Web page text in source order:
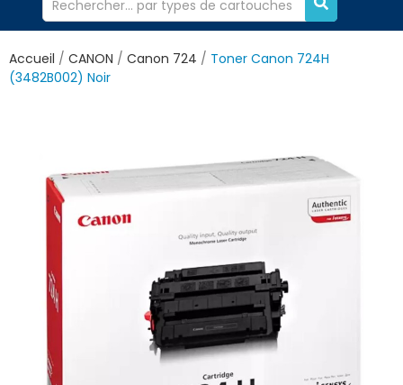
Accueil CANON Canon 724
Toner Canon 724H
(3482B002) Noir